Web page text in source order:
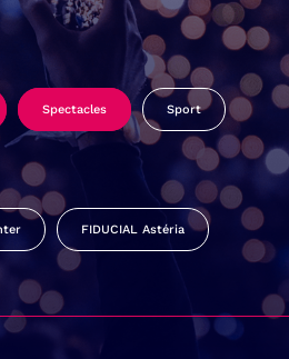
Spectacles Sport
FIDUCIAL Astéria